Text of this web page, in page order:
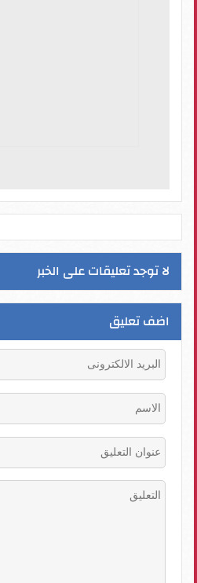
لا توجد تعليقات على الخبر
اضف تعليق